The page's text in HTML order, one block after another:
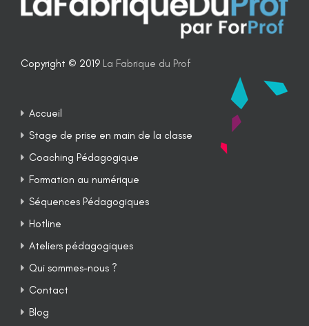
Copyright © 2019 La Fabrique du Prof
Accueil
Stage de prise en main de la classe
Coaching Pédagogique
Formation au numérique
Séquences Pédagogiques
Hotline
Ateliers pédagogiques
Qui sommes-nous ?
Contact
Blog